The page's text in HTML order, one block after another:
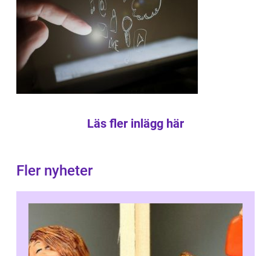
Läs fler inlägg här
Fler nyheter